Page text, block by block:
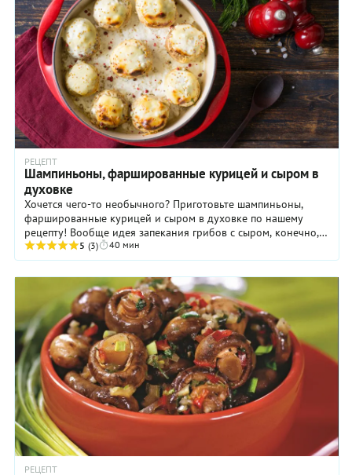
РЕЦЕПТ
Шампиньоны, фаршированные курицей и сыром в
духовке
Хочется чего-то необычного? Приготовьте шампиньоны,
фаршированные курицей и сыром в духовке по нашему
рецепту! Вообще идея запекания грибов с сыром, конечно,
не самая оригинальная. Однако мы решили ...
5 (3) 40 мин
РЕЦЕПТ